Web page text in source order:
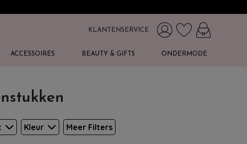
KLANTENSERVICE
ACCESSOIRES BEAUTY & GIFTS ONDERMODE
Kleur Meer Filters